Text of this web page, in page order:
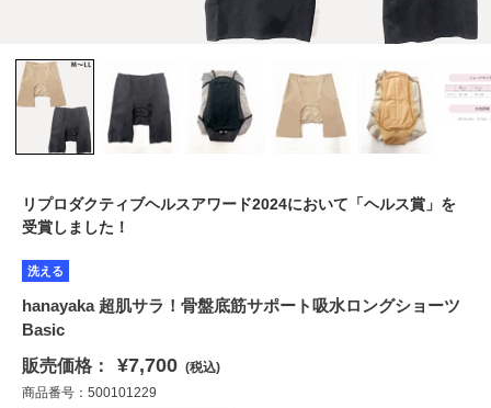
リプロダクティブヘルスアワード2024において「ヘルス賞」を
受賞しました！
洗える
hanayaka 超肌サラ！骨盤底筋サポート吸水ロングショーツ
Basic
販売価格：
¥7,700 (税込)
商品番号：500101229